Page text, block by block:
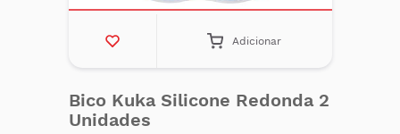
Adicionar
Bico Kuka Silicone Redonda 2
Unidades